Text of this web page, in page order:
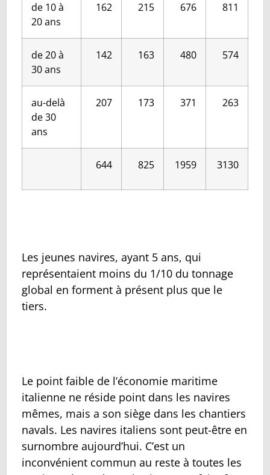
de 10 à
20 ans
162 215 676 811
de 20 à
30 ans
142 163 480 574
au-delà
de 30
ans
207 173 371 263
644 825 1959 3130
Les jeunes navires, ayant 5 ans, qui
représentaient moins du 1/10 du tonnage
global en forment à présent plus que le
tiers.
Le point faible de l’économie maritime
italienne ne réside point dans les navires
mêmes, mais a son siège dans les chantiers
navals. Les navires italiens sont peut-être en
surnombre aujourd’hui. C’est un
inconvénient commun au reste à toutes les